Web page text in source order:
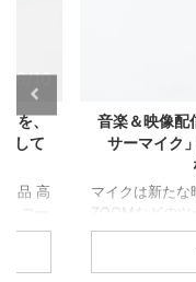
6/10
を、
して
品 高
レー
ばか
音楽＆映像配
サーマイク
マイクは新たな
ZOOMなどの
っかり一般化